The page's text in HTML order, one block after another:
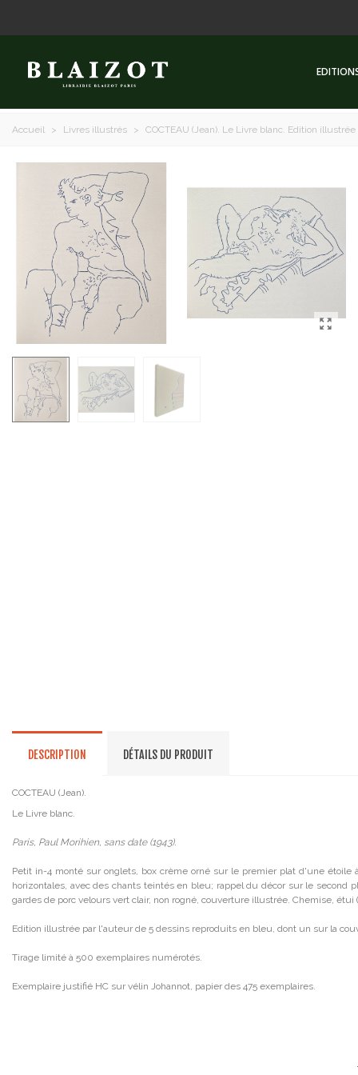
Accueil > Livres illustrés > COCTEAU (Jean). Le Livre blanc. Edition
DESCRIPTION DÉTAILS DU PRODUIT
COCTEAU (Jean).
Le Livre blanc.
Paris, Paul Morihien, sans date (1943).
Petit in-4 monté sur onglets, box crème orné sur le premier plat d'une
horizontales, avec des chants teintés en bleu; rappel du décor sur le second
gardes de porc velours vert clair, non rogné, couverture illustrée. Chemise, étui
Edition illustrée par l'auteur de 5 dessins reproduits en bleu, dont un sur la
Tirage limité à 500 exemplaires numérotés.
Exemplaire justifié HC sur vélin Johannot, papier des 475 exemplaires.